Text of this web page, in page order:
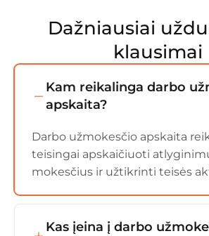
Dažniausiai
klausimai
Kam reikalinga darbo
apskaita?
Darbo užmokesčio apskaita
teisingai apskaičiuoti
mokesčius ir užtikrinti teisės
Kas įeina į darbo